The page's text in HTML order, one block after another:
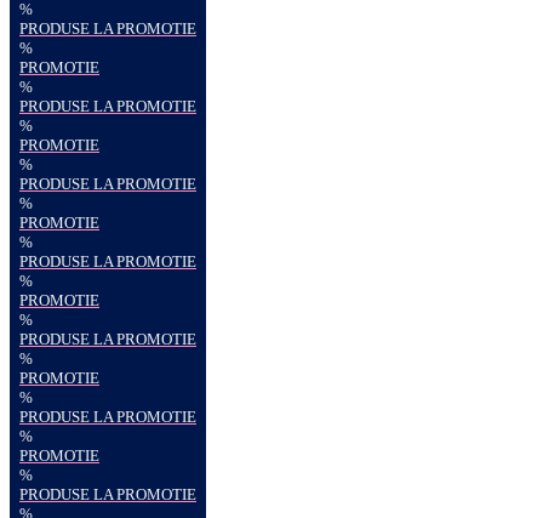
%
PRODUSE LA PROMOTIE
%
PROMOTIE
%
PRODUSE LA PROMOTIE
%
PROMOTIE
%
PRODUSE LA PROMOTIE
%
PROMOTIE
%
PRODUSE LA PROMOTIE
%
PROMOTIE
%
PRODUSE LA PROMOTIE
%
PROMOTIE
%
PRODUSE LA PROMOTIE
%
PROMOTIE
%
PRODUSE LA PROMOTIE
%